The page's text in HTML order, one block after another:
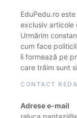
EduPedu.ro
exclusiv articole
Urmărim
cum face
îi formează pe
care trăim sunt
CONTACT
Adrese e-mail